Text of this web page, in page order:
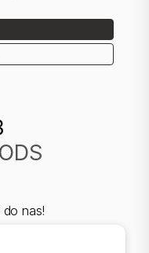
do nas!